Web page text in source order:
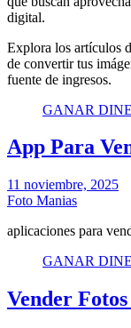
digital.
Explora los artículos
de convertir tus
fuente de ingresos.
GANAR
App Para
11 noviembre, 2025
Foto Manias
aplicaciones para
GANAR
Vender Fotos